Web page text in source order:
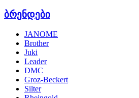
ბრენდები
JANOME
Brother
Juki
Leader
DMC
Groz-Beckert
Silter